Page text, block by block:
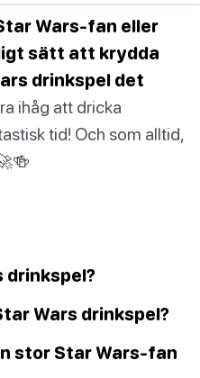
Wars-fan eller
sätt att krydda
drinkspel det
ihåg att dricka
tid! Och som alltid,
drinkspel?
Wars drinkspel?
stor Star Wars-fan